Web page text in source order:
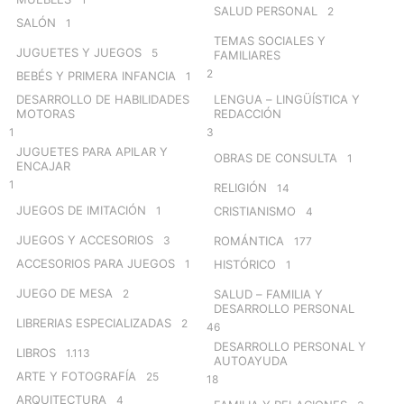
SALÓN 1
JUGUETES Y JUEGOS 5
BEBÉS Y PRIMERA INFANCIA 1
DESARROLLO DE HABILIDADES
MOTORAS
1
JUGUETES PARA APILAR Y
ENCAJAR
1
JUEGOS DE IMITACIÓN 1
JUEGOS Y ACCESORIOS 3
ACCESORIOS PARA JUEGOS 1
JUEGO DE MESA 2
LIBRERIAS ESPECIALIZADAS 2
LIBROS 1.113
ARTE Y FOTOGRAFÍA 25
ARQUITECTURA 4
SALUD PERSONAL 2
TEMAS SOCIALES Y
FAMILIARES
2
LENGUA – LINGÜÍSTICA Y
REDACCIÓN
3
OBRAS DE CONSULTA 1
RELIGIÓN 14
CRISTIANISMO 4
ROMÁNTICA 177
HISTÓRICO 1
SALUD – FAMILIA Y
DESARROLLO PERSONAL
46
DESARROLLO PERSONAL Y
AUTOAYUDA
18